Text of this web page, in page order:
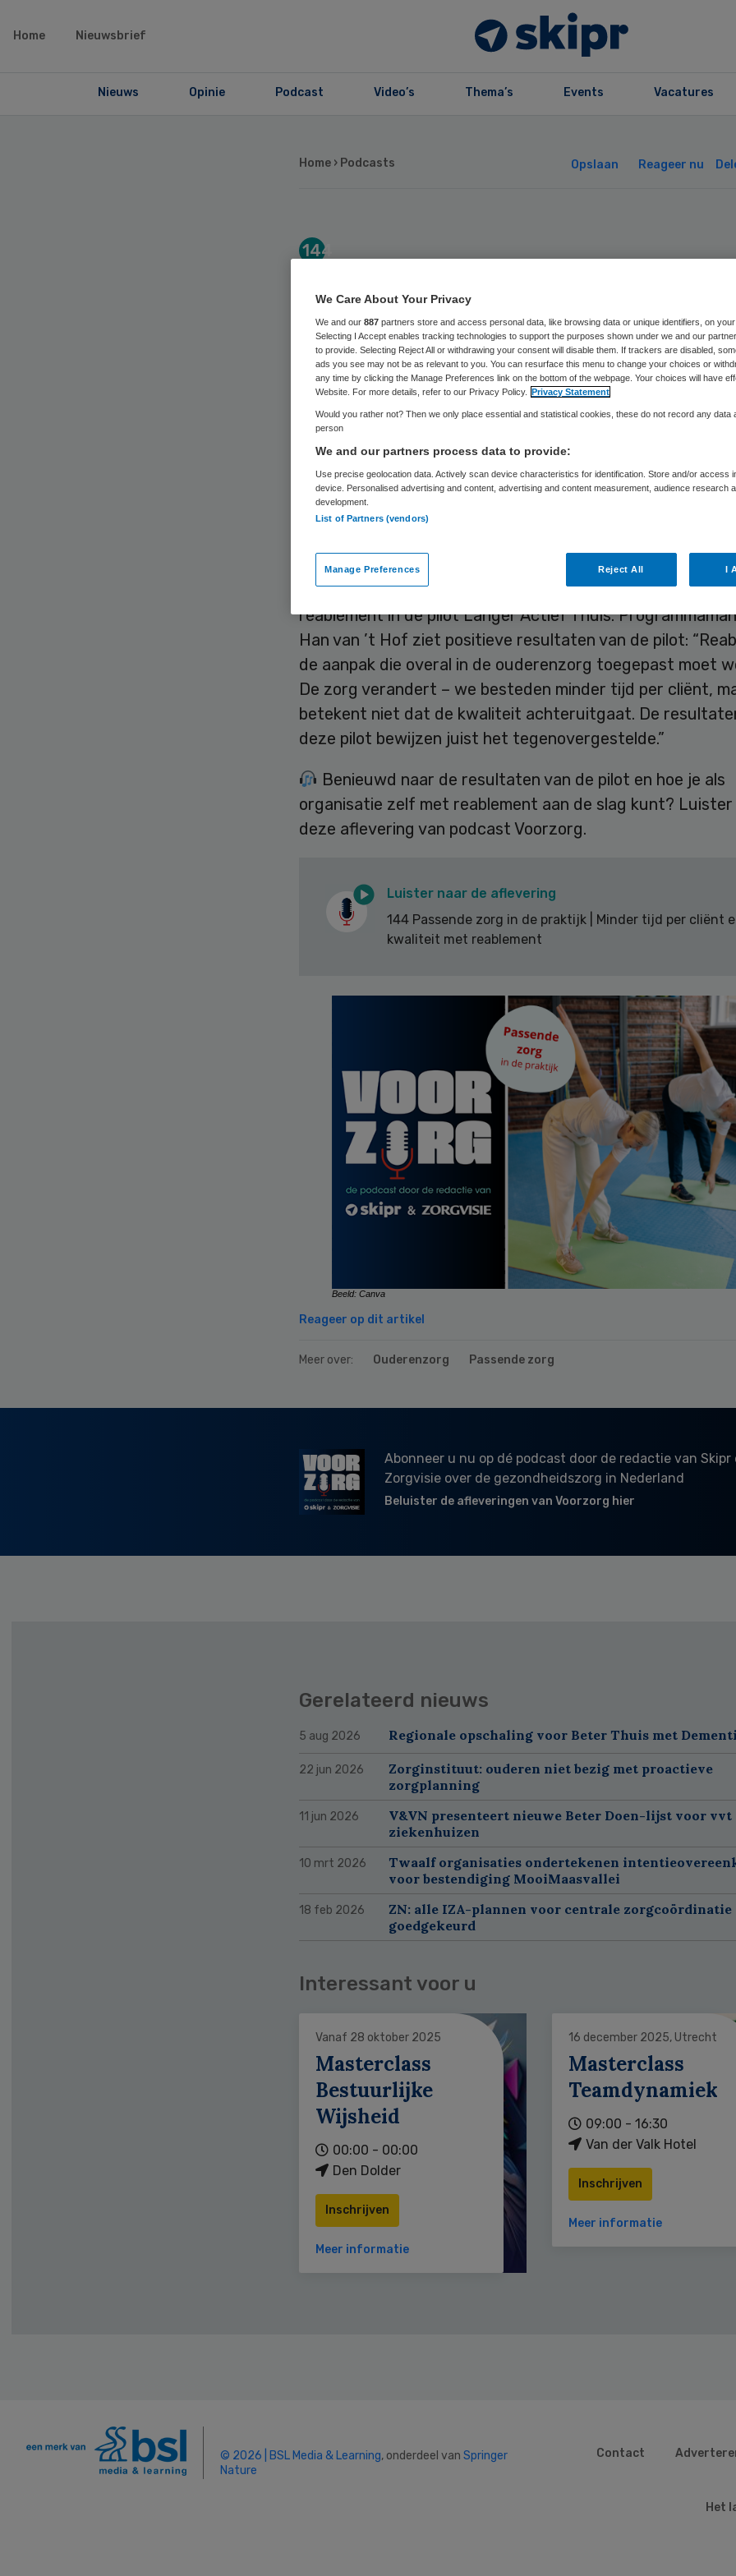
Home Nieuwsbrief
Nieuws Opinie Podcast Video’s Thema’s Events Vacatures
Home › Podcasts Opslaan Reageer nu
144
144 Passende zorg
de praktijk |
tijd per cliënt en
kwaliteit met
reablement
Rivas Zorggroep is voortvarend aan de slag gegaan met
reablement in de pilot Langer Actief Thuis.
Han van ’t Hof ziet positieve resultaten van de pilot:
de aanpak die overal in de ouderenzorg toegepast moet
De zorg verandert – we besteden minder tijd per cliënt,
betekent niet dat de kwaliteit achteruitgaat. De
deze pilot bewijzen juist het tegenovergestelde.”
Benieuwd naar de resultaten van de pilot en hoe je als
organisatie zelf met reablement aan de slag kunt? Luister
deze aflevering van podcast Voorzorg.
Luister naar de aflevering
144 Passende zorg in de praktijk | Minder tijd per cliënt
kwaliteit met reablement
Beeld: Canva
Reageer op dit artikel
Meer over: Ouderenzorg Passende zorg
Abonneer u nu op dé podcast door de redactie van Skipr
Zorgvisie over de gezondheidszorg in Nederland
Beluister de afleveringen van Voorzorg hier
Gerelateerd nieuws
5 aug 2026 Regionale opschaling voor Beter Thuis met
22 jun 2026
Zorginstituut: ouderen niet bezig met proactieve
zorgplanning
11 jun 2026
V&VN presenteert nieuwe Beter Doen-lijst voor vvt
ziekenhuizen
10 mrt 2026
Twaalf organisaties ondertekenen
voor bestendiging MooiMaasvallei
18 feb 2026
ZN: alle IZA-plannen voor centrale
goedgekeurd
Interessant voor u
Vanaf 28 oktober 2025
Masterclass
Bestuurlijke
Wijsheid
00:00 - 00:00
Den Dolder
Inschrijven
Meer informatie
16 december 2025, Utrecht
Masterclass
Teamdynamiek
09:00 - 16:30
Van der Valk Hotel
Inschrijven
Meer informatie
© 2026 | BSL Media & Learning, onderdeel van Springer
Nature
Contact
Het
We Care About Your Privacy
We and our 887 partners store and access personal data, like browsing data or unique identifiers, on
Selecting I Accept enables tracking technologies to support the purposes shown under we and our
to provide. Selecting Reject All or withdrawing your consent will disable them. If trackers are disabled,
ads you see may not be as relevant to you. You can resurface this menu to change your choices or
any time by clicking the Manage Preferences link on the bottom of the webpage. Your choices will have
Website. For more details, refer to our Privacy Policy. Privacy Statement
Would you rather not? Then we only place essential and statistical cookies, these do not record any data
person
We and our partners process data to provide:
Use precise geolocation data. Actively scan device characteristics for identification. Store and/or access
device. Personalised advertising and content, advertising and content measurement, audience research
development.
List of Partners (vendors)
Manage Preferences Reject All I